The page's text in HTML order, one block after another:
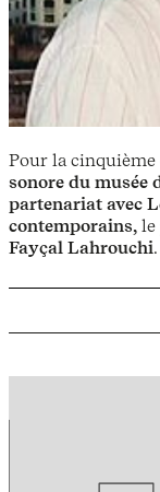
Pour la
sonore du musée
partenariat avec
contemporains, le
Fayçal Lahrouchi.